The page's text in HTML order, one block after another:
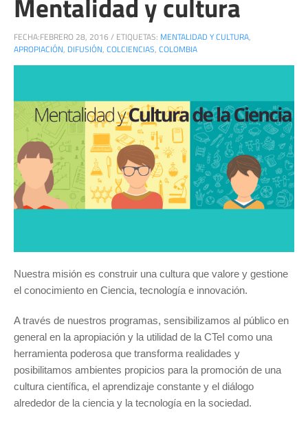
FECHA:FEBRERO 28, 2016 / ETIQUETAS: MENTALIDAD Y CULTURA,
APROPIACIÓN, DIFUSIÓN, COLCIENCIAS, COLOMBIA
Nuestra misión es construir una cultura que valore y gestione
el conocimiento en Ciencia, tecnología e innovación.
A través de nuestros programas, sensibilizamos al público en
general en la apropiación y la utilidad de la CTeI como una
herramienta poderosa que transforma realidades y
posibilitamos ambientes propicios para la promoción de una
cultura científica, el aprendizaje constante y el diálogo
alrededor de la ciencia y la tecnología en la sociedad.